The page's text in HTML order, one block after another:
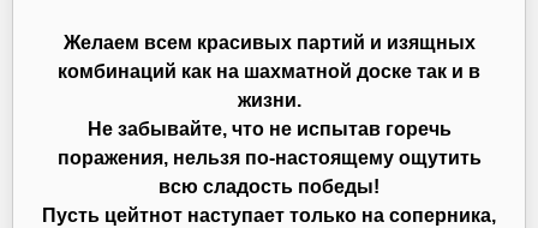
Желаем всем красивых партий и изящных
комбинаций как на шахматной доске так и в
жизни.
Не забывайте, что не испытав горечь
поражения, нельзя по-настоящему ощутить
всю сладость победы!
Пусть цейтнот наступает только на соперника,